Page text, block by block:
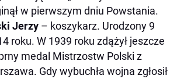
w pierwszym dniu Powstania.
Jerzy – koszykarz. Urodzony 9
roku. W 1939 roku zdążył jeszcze
medal Mistrzostw Polski z
Gdy wybuchła wojna zgłosił